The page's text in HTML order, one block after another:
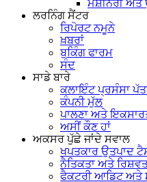
ਮਸ਼ੀਨਰੀ ਅਤੇ
ਲਰਨਿੰਗ ਸੈਂਟਰ
ਰਿਪੋਰਟ ਨਮੂਨੇ
ਖ਼ਬਰਾਂ
ਬੁਕਿੰਗ ਫਾਰਮ
ਸੰਦ
ਸਾਡੇ ਬਾਰੇ
ਕਲਾਇੰਟ ਪ੍ਰਸੰਸਾ
ਕੰਪਨੀ ਮੁੱਲ
ਪਾਲਣਾ ਅਤੇ
ਅਸੀਂ ਕੌਣ ਹਾਂ
ਅਕਸਰ ਪੁੱਛੇ ਜਾਂਦੇ ਸਵਾਲ
ਖਪਤਕਾਰ ਉਤਪਾਦ
ਨੈਤਿਕਤਾ ਅਤੇ
ਫੈਕਟਰੀ ਆਡਿਟ ਅਤੇ